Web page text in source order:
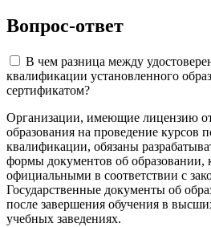
Вопрос-ответ
В чем разница между
квалификации установленного
сертификатом?
Организации, имеющие лицензию
образования на проведение курсов
квалификации, обязаны
формы документов об образовании,
официальными в соответствии с
Государственные документы об
после завершения обучения в
учебных заведениях.